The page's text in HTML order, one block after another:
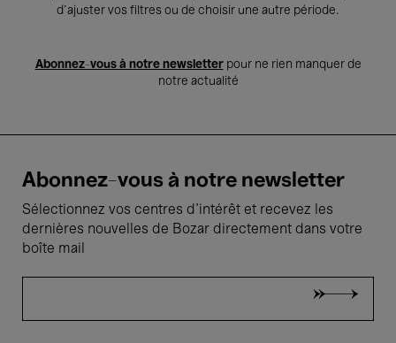
d’ajuster vos filtres ou de choisir une autre période.
Abonnez-vous à notre newsletterpour ne rien manquer de
notre actualité
Abonnez-vous à notre newsletter
Sélectionnez vos centres d'intérêt et recevez les
dernières nouvelles de Bozar directement dans votre
boîte mail